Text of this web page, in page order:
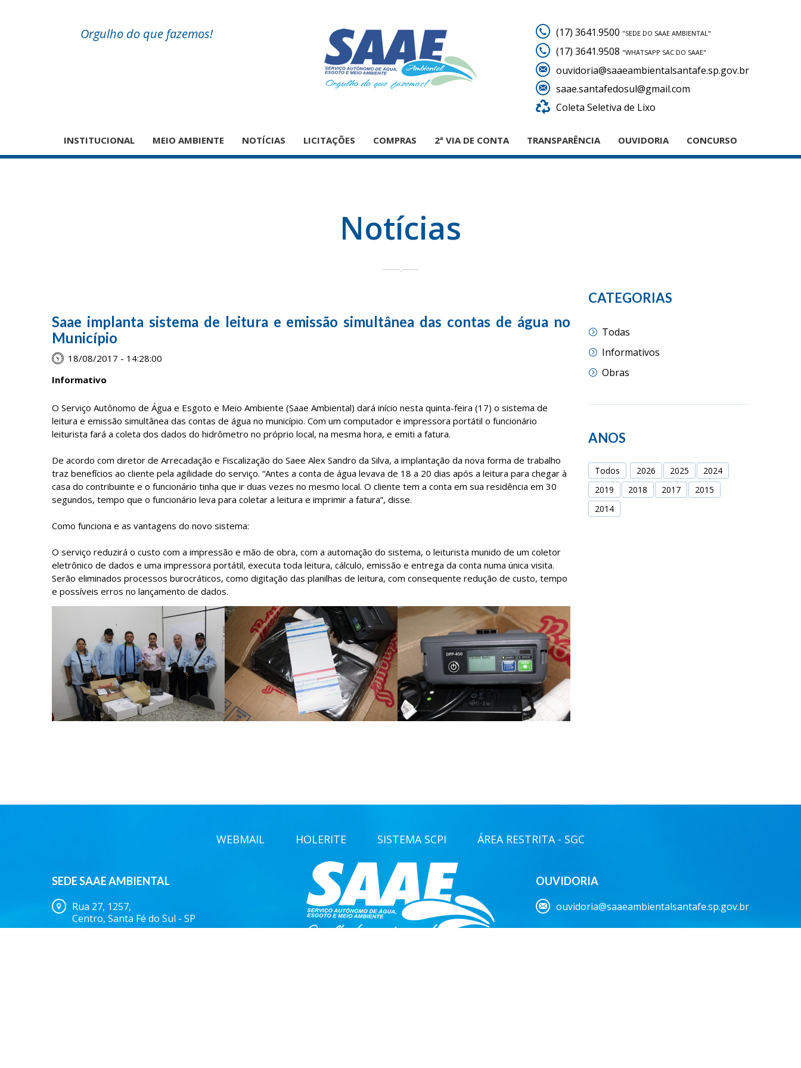
Orgulho do que fazemos! (17) 3641.9500 "SEDE DO SAAE AMBIENTAL"
(17) 3641.9508 "WHATSAPP SAC DO SAAE"
ouvidoria@saaeambientalsantafe.sp.gov.br
saae.santafedosul@gmail.com
Coleta Seletiva de Lixo
INSTITUCIONAL MEIO AMBIENTE NOTÍCIAS LICITAÇÕES COMPRAS 2ª VIA DE CONTA TRANSPARÊNCIA OUVIDORIA CONCURSO
Notícias
Saae implanta sistema de leitura e emissão simultânea das contas de água no
Município
18/08/2017 - 14:28:00
Informativo
O Serviço Autônomo de Água e Esgoto e Meio Ambiente (Saae Ambiental) dará início nesta quinta-feira (17) o sistema de
leitura e emissão simultânea das contas de água no município. Com um computador e impressora portátil o funcionário
leiturista fará a coleta dos dados do hidrômetro no próprio local, na mesma hora, e emiti a fatura.
De acordo com diretor de Arrecadação e Fiscalização do Saee Alex Sandro da Silva, a implantação da nova forma de trabalho
traz benefícios ao cliente pela agilidade do serviço. “Antes a conta de água levava de 18 a 20 dias após a leitura para chegar à
casa do contribuinte e o funcionário tinha que ir duas vezes no mesmo local. O cliente tem a conta em sua residência em 30
segundos, tempo que o funcionário leva para coletar a leitura e imprimir a fatura”, disse.
Como funciona e as vantagens do novo sistema:
O serviço reduzirá o custo com a impressão e mão de obra, com a automação do sistema, o leiturista munido de um coletor
eletrônico de dados e uma impressora portátil, executa toda leitura, cálculo, emissão e entrega da conta numa única visita.
Serão eliminados processos burocráticos, como digitação das planilhas de leitura, com consequente redução de custo, tempo
e possíveis erros no lançamento de dados.
CATEGORIAS
Todas
Informativos
Obras
ANOS
Todos 2026 2025
2024
2019
2018 2017
2015
2014
WEBMAIL HOLERITE SISTEMA SCPI ÁREA RESTRITA - SGC
SEDE SAAE AMBIENTAL
Rua 27, 1257,
Centro, Santa Fé do Sul - SP
OUVIDORIA
ouvidoria@saaeambientalsantafe.sp.gov.br